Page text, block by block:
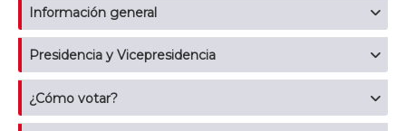
Información general
Presidencia y Vicepresidencia
¿Cómo votar?